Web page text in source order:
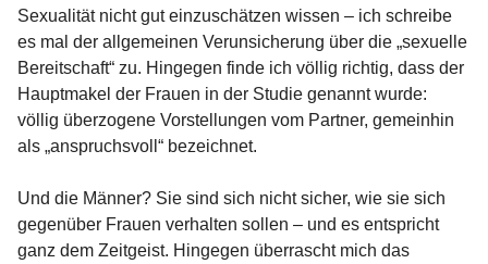
Sexualität nicht gut einzuschätzen wissen – ich schreibe
es mal der allgemeinen Verunsicherung über die „sexuelle
Bereitschaft“ zu. Hingegen finde ich völlig richtig, dass der
Hauptmakel der Frauen in der Studie genannt wurde:
völlig überzogene Vorstellungen vom Partner, gemeinhin
als „anspruchsvoll“ bezeichnet.
Und die Männer? Sie sind sich nicht sicher, wie sie sich
gegenüber Frauen verhalten sollen – und es entspricht
ganz dem Zeitgeist. Hingegen überrascht mich das